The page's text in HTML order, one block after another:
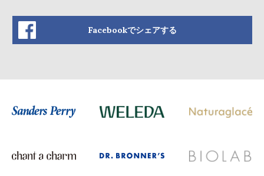
Facebookでシェアする